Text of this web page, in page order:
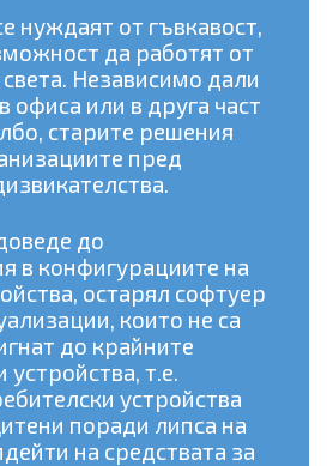
нуждаят от гъвкавост,
да работят от
света. Независимо дали
офиса или в друга част
старите решения
пред
до
в конфигурациите на
остарял софтуер
които не са
до крайните
т.е.
устройства
поради липса на
на средствата за